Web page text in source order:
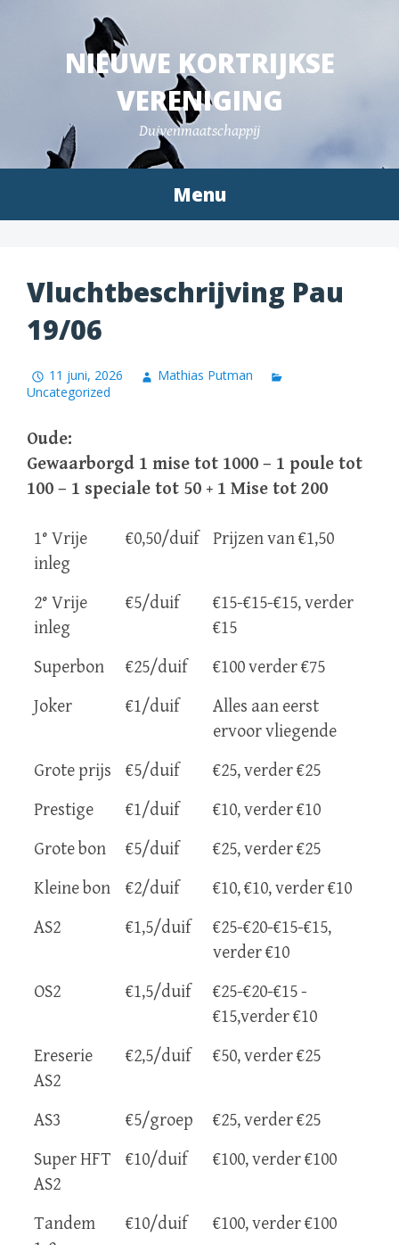
NIEUWE KORTRIJKSE
VERENIGING
Duivenmaatschappij
Menu
Vluchtbeschrijving Pau
19/06
11 juni, 2026
Mathias Putman
Uncategorized
Oude:
Gewaarborgd 1 mise tot 1000 – 1 poule tot
100 – 1 speciale tot 50 + 1 Mise tot 200
1° Vrije
inleg
€0,50/duif Prijzen van €1,50
2° Vrije
inleg
€5/duif
€15-€15-€15, verder
€15
Superbon
€25/duif
€100 verder €75
Joker
€1/duif
Alles aan eerst
ervoor vliegende
Grote prijs
€5/duif
€25, verder €25
Prestige
€1/duif
€10, verder €10
Grote bon
€5/duif
€25, verder €25
Kleine bon
€2/duif
€10, €10, verder €10
AS2
€1,5/duif
€25-€20-€15-€15,
verder €10
OS2
€1,5/duif
€25-€20-€15 -
€15,verder €10
Ereserie
AS2
€2,5/duif €50, verder €25
AS3 €5/groep
€25, verder €25
Super HFT
AS2
€10/duif €100, verder €100
Tandem
€10/duif €100, verder €100